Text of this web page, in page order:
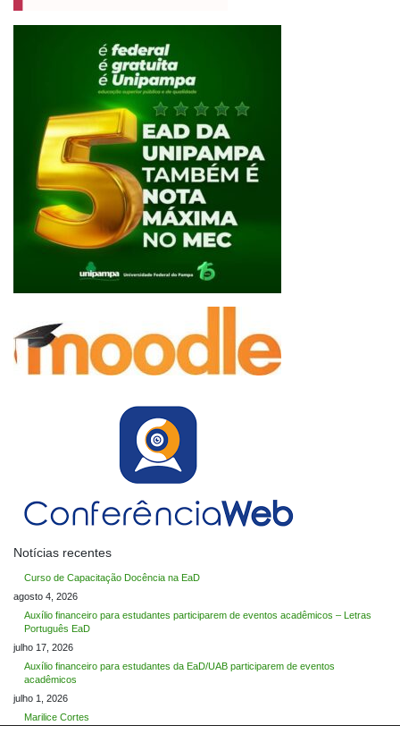
Notícias recentes
Curso de Capacitação Docência na EaD
agosto 4, 2026
Auxílio financeiro para estudantes participarem de eventos acadêmicos – Letras
Português EaD
julho 17, 2026
Auxílio financeiro para estudantes da EaD/UAB participarem de eventos
acadêmicos
julho 1, 2026
Marilice Cortes